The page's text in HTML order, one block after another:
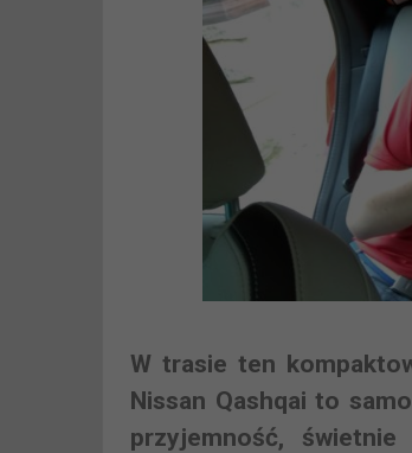
W trasie ten
Nissan Qashqai to
przyjemność,